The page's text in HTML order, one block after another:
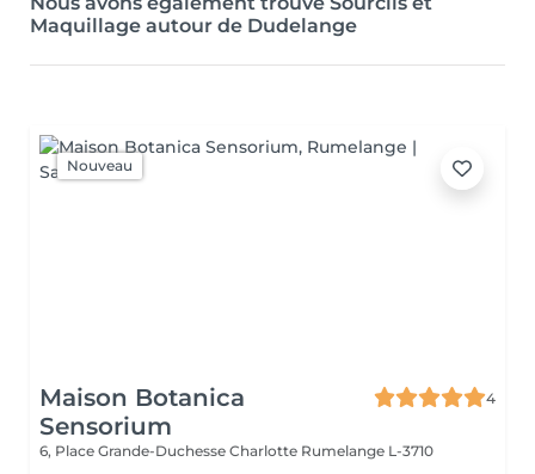
Maquillage autour de Dudelange
Nouveau
Maison Botanica
Sensorium
4
6, Place Grande-Duchesse Charlotte Rumelange L-3710